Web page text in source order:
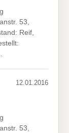
53,
Reif,
12.01.2016
53,